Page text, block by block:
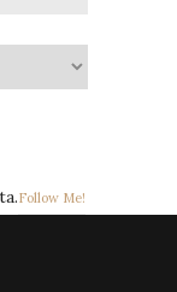
Follow Me!